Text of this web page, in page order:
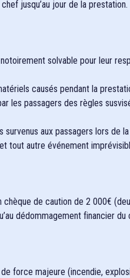
jusqu’au jour de la prestation.
solvable pour leur
causés pendant la
les passagers des règles
aux passagers lors de
tout autre événement
de caution de 2 000€
dédommagement financier
force majeure (incendie,